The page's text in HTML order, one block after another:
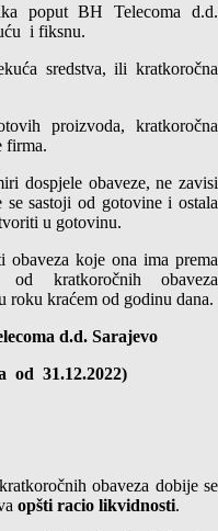
poput BH Telecoma d.d.
i fiksnu.
sredstva, ili kratkoročna
proizvoda, kratkoročna
firma.
dospjele obaveze, ne zavisi
sastoji od gotovine i ostala
u gotovinu.
koje ona ima prema
kratkoročnih obaveza
roku kraćem od godinu dana.
d.d. Sarajevo
od 31.12.2022)
obaveza dobije se
opšti racio likvidnosti.